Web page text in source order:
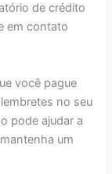
de crédito
em contato
você pague
no seu
pode ajudar a
um